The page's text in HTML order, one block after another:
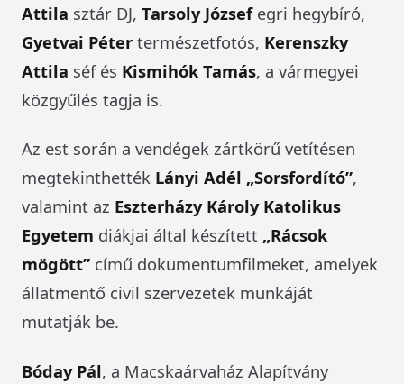
Attila sztár DJ, Tarsoly Józsefegri hegybíró,
Gyetvai Péter természetfotós, Kerenszky
Attila séf és Kismihók Tamás, a vármegyei
közgyűlés tagja is.
Az est során a vendégek zártkörű vetítésen
megtekinthették Lányi Adél „Sorsfordító”,
valamint az Eszterházy Károly Katolikus
Egyetem diákjai által készített „Rácsok
mögött” című dokumentumfilmeket, amelyek
állatmentő civil szervezetek munkáját
mutatják be.
Bóday Pál, a Macskaárvaház Alapítvány